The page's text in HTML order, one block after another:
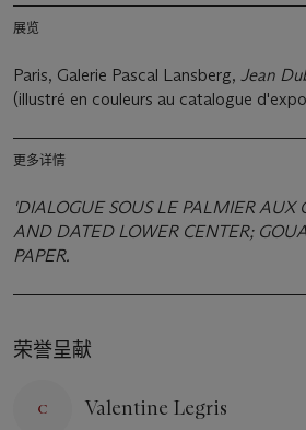
展览
Paris, Galerie Pascal Lansberg, Jean
(illustré en couleurs au catalogue
更多详情
'DIALOGUE SOUS LE PALMIER AUX
AND DATED LOWER CENTER;
PAPER.
荣誉呈献
Valentine Legris